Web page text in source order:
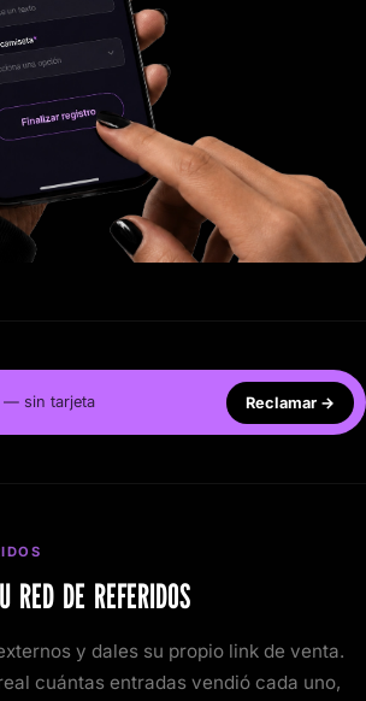
— sin tarjeta Reclamar →
RED DE REFERIDOS
y dales su propio link de venta.
cuántas entradas vendió cada uno,